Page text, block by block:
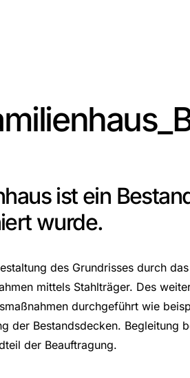
ist ein
wurde.
des Grundrisses durch
mittels Stahlträger. Des
durchgeführt wie
der Bestandsdecken. Begleitung
der Beauftragung.